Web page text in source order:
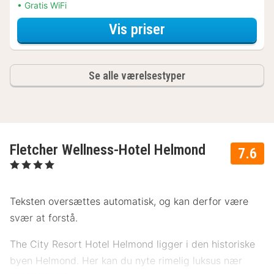
Gratis WiFi
Vis priser
Se alle værelsestyper
7.6
Fletcher Wellness-Hotel Helmond
, 4 Stjerner
Teksten oversættes automatisk, og kan derfor være
svær at forstå.
The City Resort Hotel Helmond ligger i den historiske
byen Helmond. Her kan du nyte rimelig luksus nær